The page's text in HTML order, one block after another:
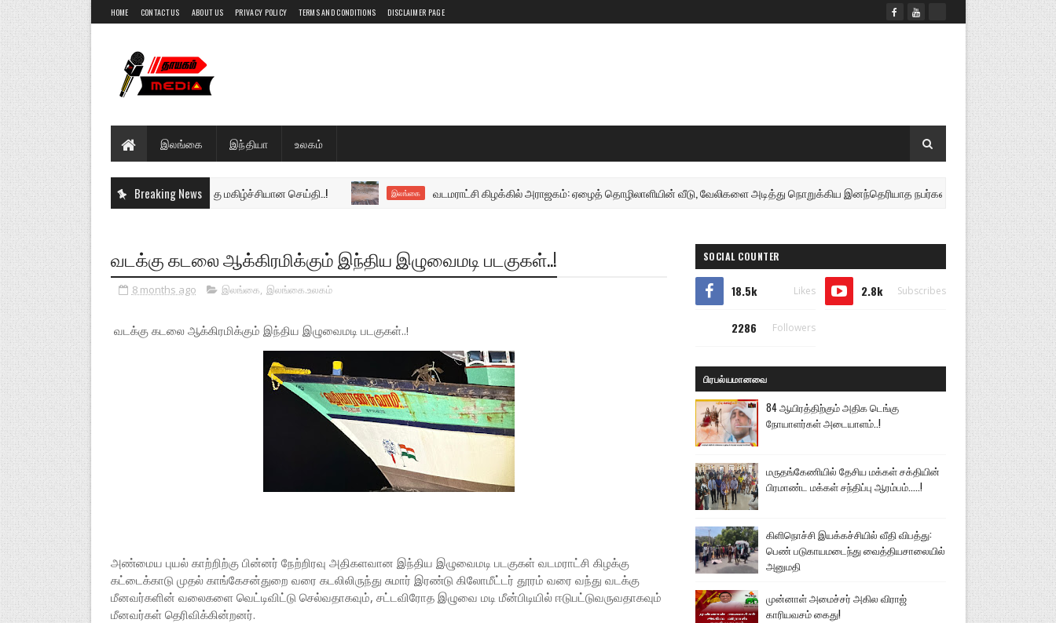
HOME CONTACT US ABOUT US PRIVACY POLICY TERMS AND CONDITIONS DISCLAIMER PAGE
இலங்கை இந்தியா உலகம்
Breaking News
இலங்கை அரசு ஊழியர்களுக்கு மகிழ்ச்சியான செய்தி..! இலங்கை வடமராட்சி கிழக்கில் அராஜகம்: ஏழைத் தொழிலாளியின் வீடு, வேலிகளை அடித்து நொறுக்கிய இனந்தெரியாத நபர்கள்.......! இலங்கை
வடக்கு கடலை ஆக்கிரமிக்கும் இந்திய இழுவைமடி படகுகள்..!
8 months ago இலங்கை, இலங்கை.உலகம்
வடக்கு கடலை ஆக்கிரமிக்கும் இந்திய இழுவைமடி படகுகள்..!
அண்மைய புயல் காற்றிற்கு பின்னர் நேற்றிரவு அதிகளவான இந்திய இழுவைமடி படகுகள் வடமராட்சி கிழக்கு
கட்டைக்காடு முதல் காங்கேசன்துறை வரை கடலிலிருந்து சுமார் இரண்டு கிலோமீட்டர் தூரம் வரை வந்து வடக்கு
மீனவர்களின் வலைகளை வெட்டிவிட்டு செல்வதாகவும், சட்டவிரோத இழுவை மடி மீன்பிடியில் ஈடுபட்டுவருவதாகவும்
மீனவர்கள் தெரிவிக்கின்றனர்.
SOCIAL COUNTER
18.5k Likes 2.8k Subscribes
2286 Followers
பிரபல்யமானவை
84 ஆயிரத்திற்கும் அதிக டெங்கு
நோயாளர்கள் அடையாளம்..!
மருதங்கேணியில் தேசிய மக்கள் சக்தியின்
பிரமாண்ட மக்கள் சந்திப்பு ஆரம்பம்.....!
கிளிநொச்சி இயக்கச்சியில் வீதி விபத்து:
பெண் படுகாயமடைந்து வைத்தியசாலையில்
அனுமதி
முன்னாள் அமைச்சர் அகில விராஜ்
காரியவசம் கைது!